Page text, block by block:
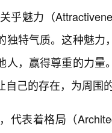
关乎魅力（
独特气质。这种魅
人，赢得尊重的力
自己的存在，为周围
代表着格局（